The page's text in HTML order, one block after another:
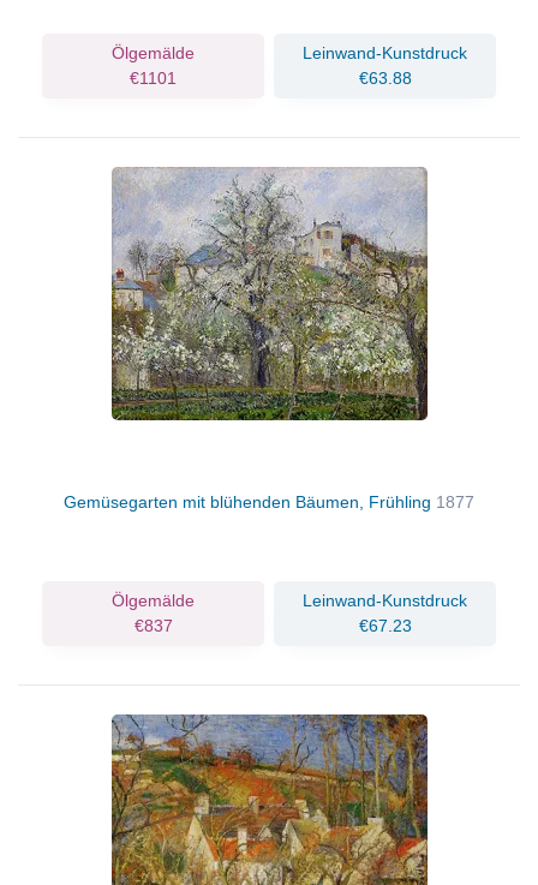
Ölgemälde
€1101
Leinwand-Kunstdruck
€63.88
Gemüsegarten mit blühenden Bäumen, Frühling 1877
Ölgemälde
€837
Leinwand-Kunstdruck
€67.23